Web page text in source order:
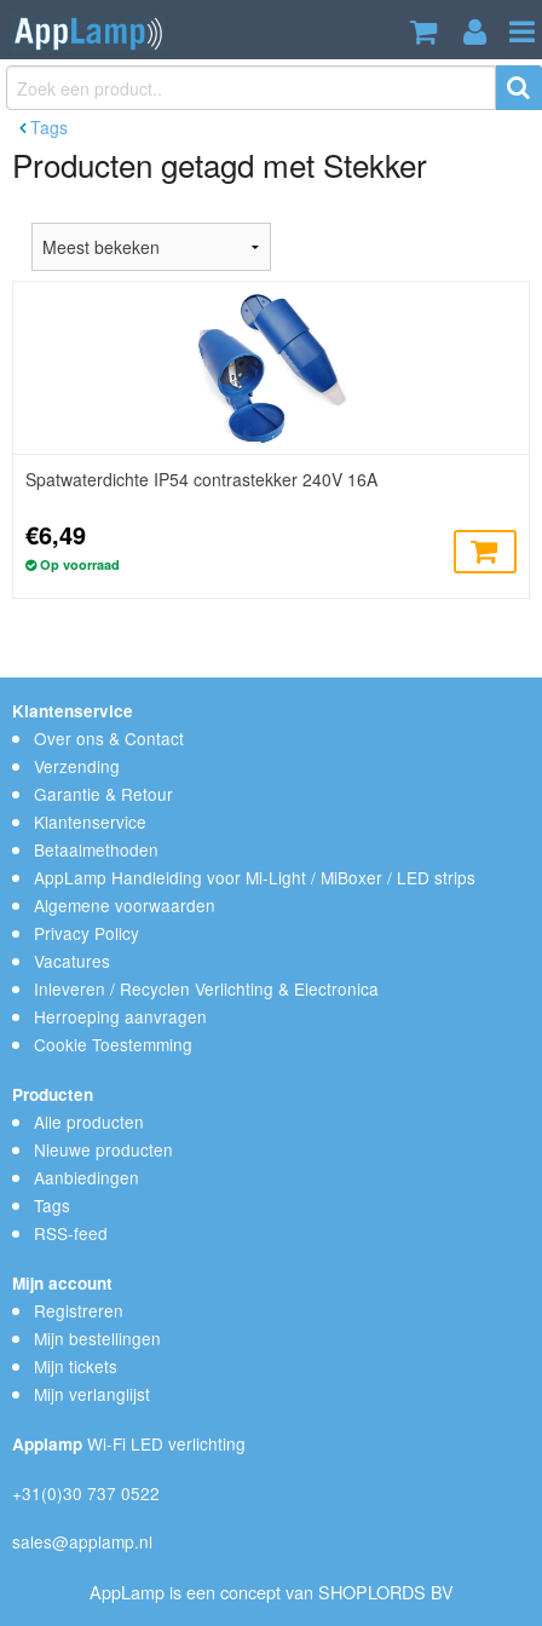
Tags
Producten getagd met Stekker
Spatwaterdichte IP54 contrastekker 240V 16A
€6,49
Op voorraad
Klantenservice
Over ons & Contact
Verzending
Garantie & Retour
Klantenservice
Betaalmethoden
AppLamp Handleiding voor Mi-Light / MiBoxer / LED strips
Algemene voorwaarden
Privacy Policy
Vacatures
Inleveren / Recyclen Verlichting & Electronica
Herroeping aanvragen
Cookie Toestemming
Producten
Alle producten
Nieuwe producten
Aanbiedingen
Tags
RSS-feed
Mijn account
Registreren
Mijn bestellingen
Mijn tickets
Mijn verlanglijst
Applamp Wi-Fi LED verlichting
+31(0)30 737 0522
sales@applamp.nl
AppLamp is een concept van SHOPLORDS BV